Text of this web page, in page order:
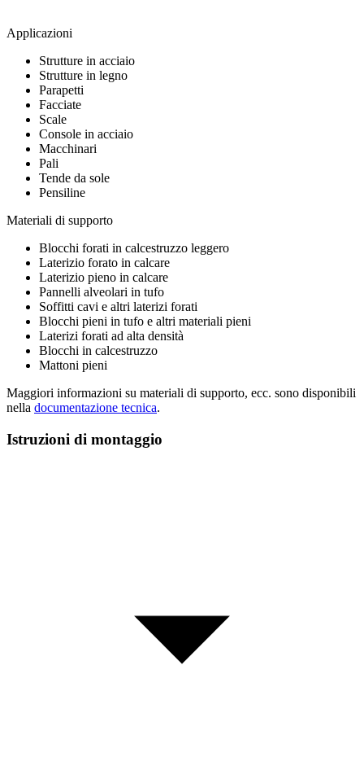
Applicazioni
Strutture in acciaio
Strutture in legno
Parapetti
Facciate
Scale
Console in acciaio
Macchinari
Pali
Tende da sole
Pensiline
Materiali di supporto
Blocchi forati in calcestruzzo leggero
Laterizio forato in calcare
Laterizio pieno in calcare
Pannelli alveolari in tufo
Soffitti cavi e altri laterizi forati
Blocchi pieni in tufo e altri materiali pieni
Laterizi forati ad alta densità
Blocchi in calcestruzzo
Mattoni pieni
Maggiori informazioni su materiali di supporto, ecc. sono disponibili
nella documentazione tecnica.
Istruzioni di montaggio